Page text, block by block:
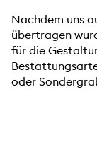
Nachdem uns
übertragen
für die
oder